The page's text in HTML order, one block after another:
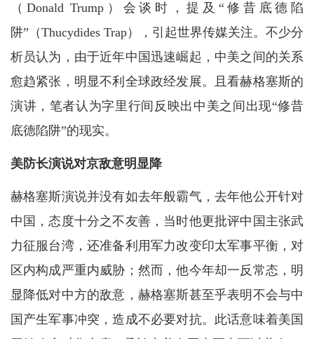
（Donald Trump）会谈时，提及“修昔底德陷
阱”（Thucydides Trap），引起世界传媒关注。不少分
析员认为，由于近年中国迅速崛起，中美之间的关系
愈趋紧张，明显不利全球政经发展。且看赫格塞斯的
演讲，笔者认为字里行间反映出中美之间出现“修昔
底德陷阱”的现实。
美防长演说对京敌意明显降
赫格塞斯演说并没有如去年般霸气，去年他公开针对
中国，态度十分之不友善，当时他更批评中国主张武
力征服台湾，还准备利用军力改变印太军事平衡，对
区内构成严重内威胁；然而，他今年却一反常态，明
显降低对中方的敌意，赫格塞斯甚至乎表明不会与中
国产生军事冲突，造成不必要对抗。此话意味着美国